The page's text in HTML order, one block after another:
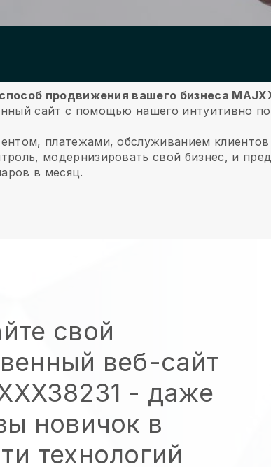
продвижения вашего бизнеса
сайт с помощью нашего интуитивно
платежами, обслуживанием
модернизировать свой бизнес, и
в месяц.
свой
веб-сайт
- даже
новичок в
технологий